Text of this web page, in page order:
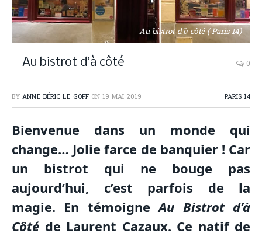
Au bistrot d'à côté ( Paris 14)
Au bistrot d’à côté 0
BY ANNE BÉRIC LE GOFF ON 19 MAI 2019 PARIS 14
Bienvenue dans un monde qui
change… Jolie farce de banquier ! Car
un bistrot qui ne bouge pas
aujourd’hui, c’est parfois de la
magie. En témoigneAu Bistrot d’à
Côté de Laurent Cazaux. Ce natif de